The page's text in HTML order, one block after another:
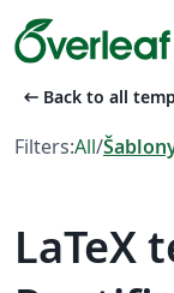
arrow_left_alt Back to all
Filters:All/
LaTeX